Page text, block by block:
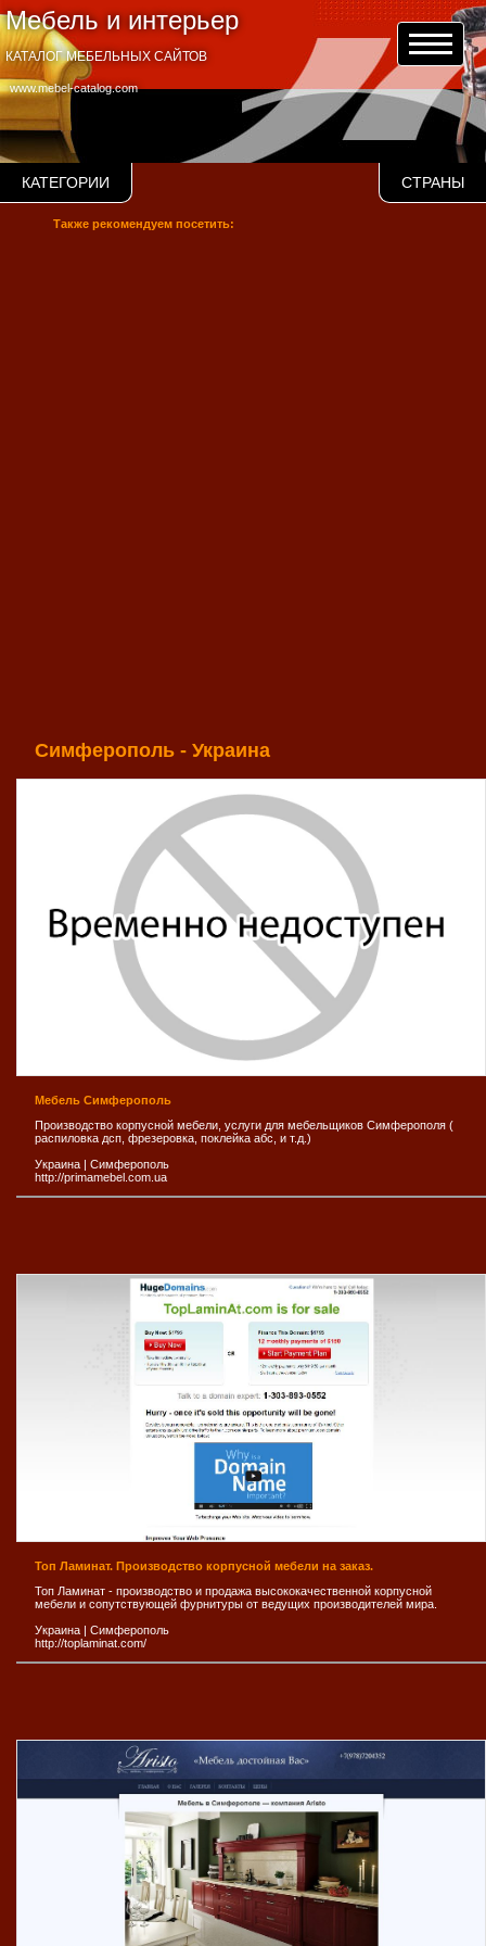
Мебель и интерьер
www.mebel-catalog.com
КАТАЛОГ МЕБЕЛЬНЫХ САЙТОВ
КАТЕГОРИИ СТРАНЫ
Также рекомендуем посетить:
Симферополь - Украина
Мебель Симферополь
Производство корпусной мебели, услуги для мебельщиков Симферополя (
распиловка дсп, фрезеровка, поклейка абс, и т.д.)
Украина | Симферополь
http://primamebel.com.ua
Топ Ламинат. Производство корпусной мебели на заказ.
Топ Ламинат - производство и продажа высококачественной корпусной
мебели и сопутствующей фурнитуры от ведущих производителей мира.
Украина | Симферополь
http://toplaminat.com/